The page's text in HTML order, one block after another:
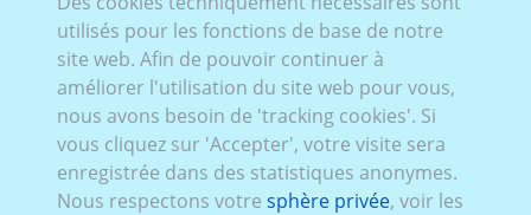
utilisés pour les fonctions de base de notre
site web. Afin de pouvoir continuer à
améliorer l'utilisation du site web pour vous,
nous avons besoin de 'tracking cookies'. Si
vous cliquez sur 'Accepter', votre visite sera
enregistrée dans des statistiques anonymes.
Nous respectons votre sphère privée, voir les